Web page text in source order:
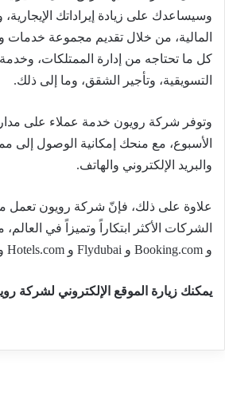
وسيساعدك على زيادة إيراداتك
المالية، من خلال تقديم مجموعة خدمات
كل ما تحتاجه من إدارة الممتلكات،
التسويقية، وتأجير الشقق، وما إلى ذلك.
وتوفر شركة رويون خدمة عملاء على
الأسبوع، مع منحك إمكانية الوصول إلى
والبريد الإلكتروني والهاتف.
علاوة على ذلك، فإنّ شركة رويون تعمل
و Booking.com و Flydubai و Hotels.com و Kayak.
يمكنك زيارة الموقع الإلكتروني لشركة